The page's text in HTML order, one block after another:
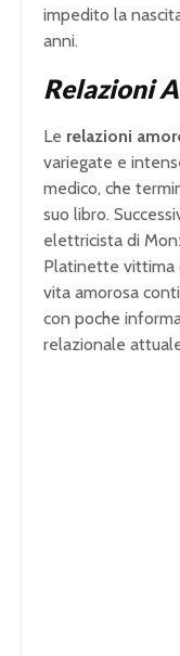
impedito la
anni.
Relazioni
Le relazioni
variegate e
medico, che
suo libro.
elettricista di
Platinette vittima
vita amorosa
con poche
relazionale